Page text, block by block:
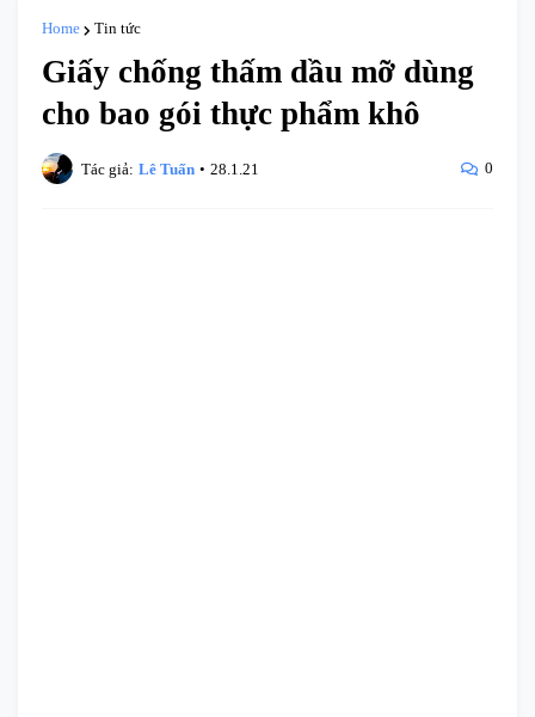
Home Tin tức
Giấy chống thấm dầu mỡ dùng
cho bao gói thực phẩm khô
Tác giả: Lê Tuấn • 28.1.21 0